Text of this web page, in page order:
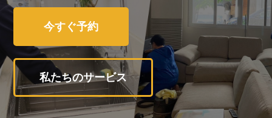
今すぐ予約
私たちのサービス